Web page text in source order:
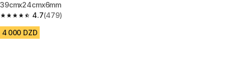
39cmx24cmx6mm
4.7
4.7 out of 5 stars from 479 reviews
(479)
4 000 DZD